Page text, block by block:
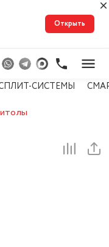
Открыть
СИСТЕМЫ